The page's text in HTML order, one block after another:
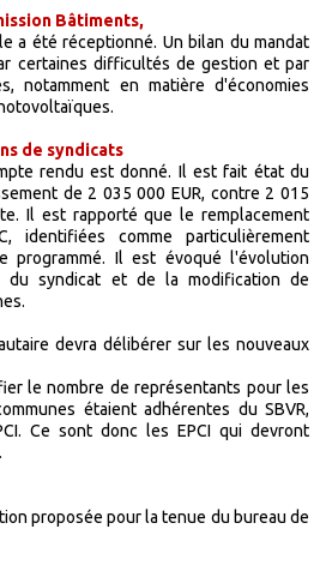
Bâtiments,
a été réceptionné. Un bilan du mandat
certaines difficultés de gestion et par
notamment en matière d'économies
de syndicats
rendu est donné. Il est fait état du
de 2 035 000 EUR, contre 2 015
Il est rapporté que le remplacement
identifiées comme particulièrement
programmé. Il est évoqué l'évolution
du syndicat et de la modification de
devra délibérer sur les nouveaux
le nombre de représentants pour les
étaient adhérentes du SBVR,
Ce sont donc les EPCI qui devront
proposée pour la tenue du bureau de